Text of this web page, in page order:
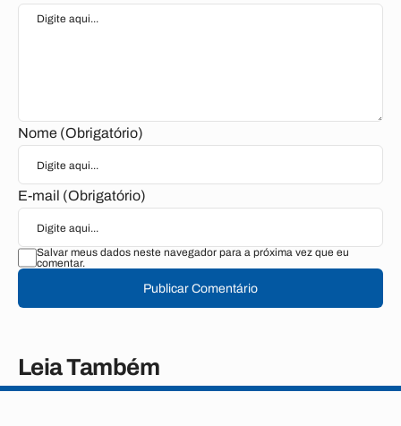
Nome (Obrigatório)
E-mail (Obrigatório)
Salvar meus dados neste navegador para a próxima vez que eu
comentar.
Publicar Comentário
Leia Também